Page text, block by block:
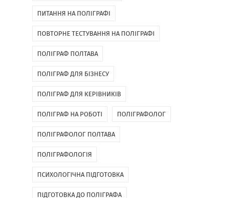
ПИТАННЯ НА ПОЛІГРАФІ
ПОВТОРНЕ ТЕСТУВАННЯ НА ПОЛІГРАФІ
ПОЛІГРАФ ПОЛТАВА
ПОЛІГРАФ ДЛЯ БІЗНЕСУ
ПОЛІГРАФ ДЛЯ КЕРІВНИКІВ
ПОЛІГРАФ НА РОБОТІ ПОЛІГРАФОЛОГ
ПОЛІГРАФОЛОГ ПОЛТАВА
ПОЛІГРАФОЛОГІЯ
ПСИХОЛОГІЧНА ПІДГОТОВКА
ПІДГОТОВКА ДО ПОЛІГРАФА